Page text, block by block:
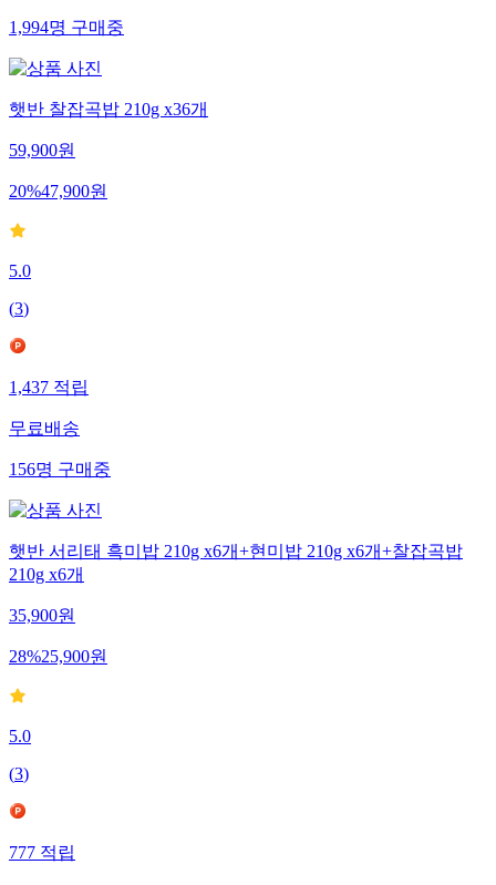
1,994명구매중
햇반 찰잡곡밥 210g x36개
59,900원
20%47,900원
5.0
(3)
1,437적립
무료배송
156명구매중
햇반 서리태 흑미밥 210g x6개+현미밥 210g x6개+찰잡곡밥
210g x6개
35,900원
28%25,900원
5.0
(3)
777적립